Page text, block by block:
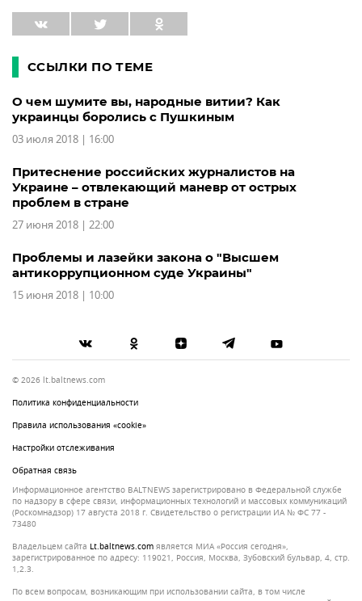
ССЫЛКИ ПО ТЕМЕ
О чем шумите вы, народные витии? Как
украинцы боролись с Пушкиным
03 июля 2018 | 16:00
Притеснение российских журналистов на
Украине – отвлекающий маневр от острых
проблем в стране
27 июня 2018 | 22:00
Проблемы и лазейки закона о "Высшем
антикоррупционном суде Украины"
15 июня 2018 | 10:00
© 2026 lt.baltnews.com
Политика конфиденциальности
Правила использования «cookie»
Настройки отслеживания
Обратная связь
Информационное агентство BALTNEWS зарегистрировано в Федеральной службе
по надзору в сфере связи, информационных технологий и массовых коммуникаций
(Роскомнадзор) 17 августа 2018 г. Свидетельство о регистрации ИА № ФС 77 -
73480
Владельцем сайта lt.baltnews.com является МИА «Россия сегодня»,
зарегистрированное по адресу: 119021, Россия, Москва, Зубовский бульвар, 4, стр.
1,2.3.
По всем вопросам, возникающим при использовании сайта, в том числе